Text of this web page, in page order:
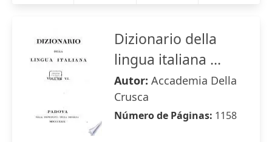
Dizionario della
lingua italiana ...
Autor: Accademia Della
Crusca
Número de Páginas: 1158